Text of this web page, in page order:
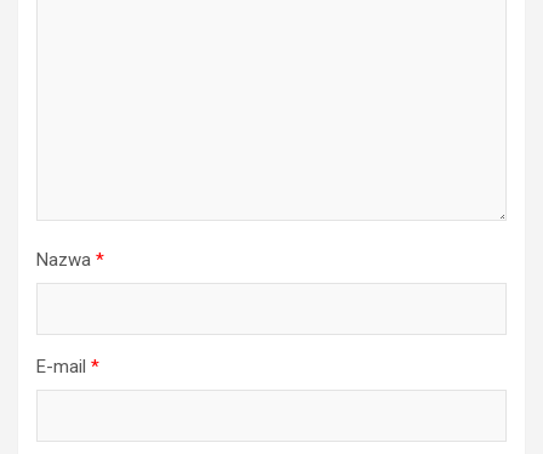
Nazwa *
E-mail *